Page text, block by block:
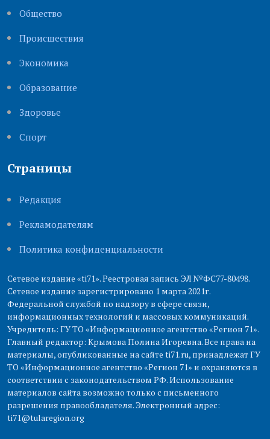
Общество
Происшествия
Экономика
Образование
Здоровье
Cпорт
Страницы
Редакция
Рекламодателям
Политика конфиденциальности
Сетевое издание «ti71». Реестровая запись ЭЛ №ФС77-80498.
Сетевое издание зарегистрировано 1 марта 2021г.
Федеральной службой по надзору в сфере связи,
информационных технологий и массовых коммуникаций.
Учредитель: ГУ ТО «Информационное агентство «Регион 71».
Главный редактор: Крымова Полина Игоревна. Все права на
материалы, опубликованные на сайте ti71.ru, принадлежат ГУ
ТО «Информационное агентство «Регион 71» и охраняются в
соответствии с законодательством РФ. Использование
материалов сайта возможно только с письменного
разрешения правообладателя. Электронный адрес:
ti71@tularegion.org